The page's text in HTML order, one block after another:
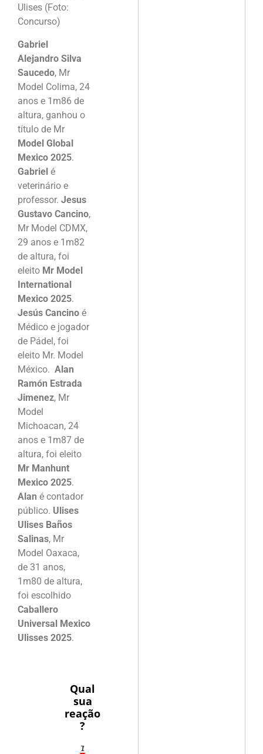
Ulises (Foto:
Concurso)
Gabriel
Alejandro Silva
Saucedo, Mr
Model Colima, 24
anos e 1m86 de
altura, ganhou o
título de Mr
Model Global
Mexico 2025.
Gabriel é
veterinário e
professor. Jesus
Gustavo Cancino,
Mr Model CDMX,
29 anos e 1m82
de altura, foi
eleito Mr Model
International
Mexico 2025.
Jesús Cancino é
Médico e jogador
de Pádel, foi
eleito Mr. Model
México. Alan
Ramón Estrada
Jimenez, Mr
Model
Michoacan, 24
anos e 1m87 de
altura, foi eleito
Mr Manhunt
Mexico 2025.
Alan é contador
público. Ulises
Ulises Baños
Salinas, Mr
Model Oaxaca,
de 31 anos,
1m80 de altura,
foi escolhido
Caballero
Universal Mexico
Ulisses 2025.
Qual
sua
reação
?
1
7